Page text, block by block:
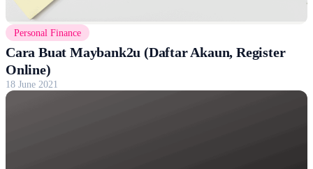
Personal Finance
Cara Buat Maybank2u (Daftar Akaun, Register
Online)
18 June 2021